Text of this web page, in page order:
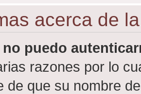
acerca de
puedo
razones por lo
de que su nombre